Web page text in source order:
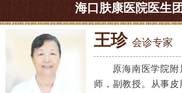
海口肤康医院医生
王珍 会诊专家
原海南医学院
师，副教授。从事皮